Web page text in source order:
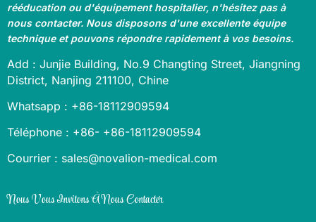
rééducation ou d'équipement hospitalier, n'hésitez pas à
nous contacter. Nous disposons d'une excellente équipe
technique et pouvons répondre rapidement à vos besoins.
Add : Junjie Building, No.9 Changting Street, Jiangning
District, Nanjing 211100, Chine
Whatsapp : +86-18112909594
Téléphone : +86- +86-18112909594
Courrier : sales@novalion-medical.com
Nous Vous Invitons À Nous Contacter